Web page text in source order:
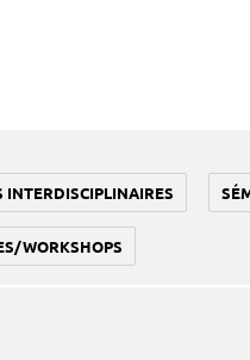
INTERDISCIPLINAIRES
WORKSHOPS